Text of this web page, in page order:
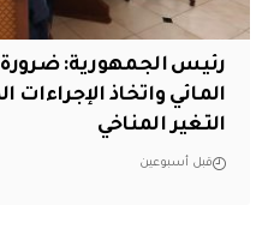
رئيس الجمهورية: ضرورة
المائي واتخاذ الإجراءات
التغير المناخي
قبل أسبوعين